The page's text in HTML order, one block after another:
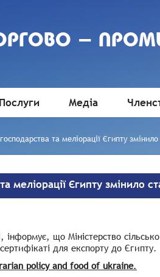
-
Послуги Медіа
та меліорації Єгипту
меліорації Єгипту змінило
що Міністерство
для експорту до Єгипту.
policy and food of ukraine.